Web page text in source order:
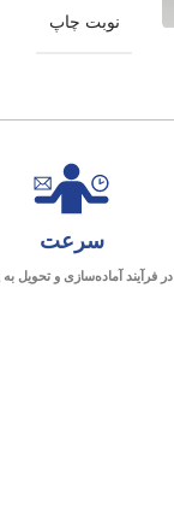
نوبت چاپ
سرعت
در فرآیند آماده‌سازی و تحویل